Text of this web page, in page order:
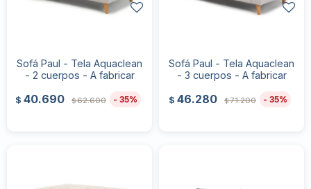
Sofá Paul - Tela Aquaclean
- 2 cuerpos - A fabricar
$ 40.690 $62.600 35
Sofá Paul - Tela Aquaclean
- 3 cuerpos - A fabricar
$ 46.280 $71.200 35